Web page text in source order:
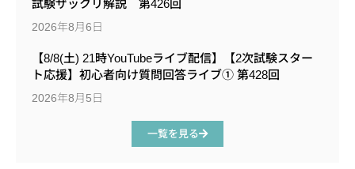
試験ザックリ解説 第426回
2026年8月6日
【8/8(土) 21時YouTubeライブ配信】【2次試験スター
ト応援】初心者向け質問回答ライブ① 第428回
2026年8月5日
一覧を見る